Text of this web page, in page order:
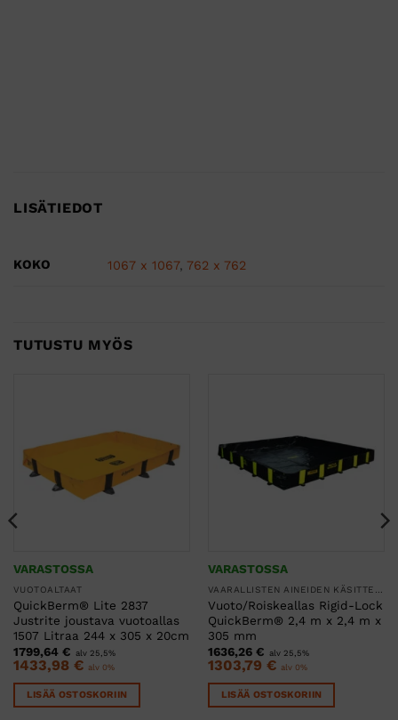
LISÄTIEDOT
KOKO 1067 x 1067, 762 x 762
TUTUSTU MYÖS
VARASTOSSA
VUOTOALTAAT
QuickBerm® Lite 2837
Justrite joustava vuotoallas
1507 Litraa 244 x 305 x 20cm
1799,64 € alv 25,5%
1433,98 € alv 0%
LISÄÄ OSTOSKORIIN
VARASTOSSA
Vuoto/Roiskeallas Rigid-Lock
QuickBerm® 2,4 m x 2,4 m x
305 mm
1636,26 € alv 25,5%
1303,79 € alv 0%
LISÄÄ OSTOSKORIIN